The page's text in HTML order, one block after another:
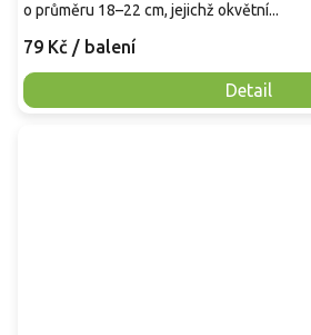
79 Kč / balení
Detail
o průměru 18–22 cm, jejichž okvětní...